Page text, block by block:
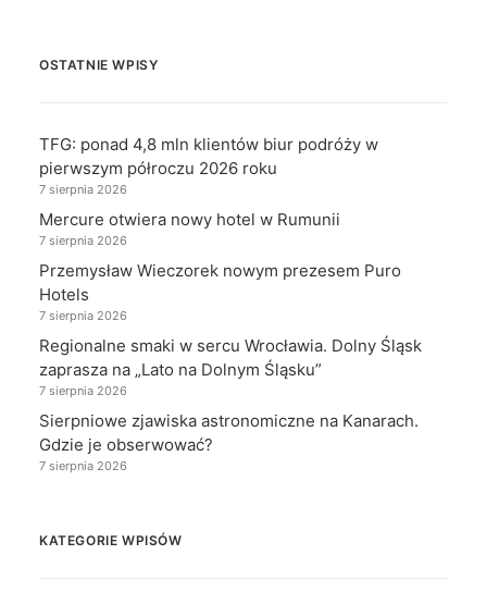
OSTATNIE WPISY
TFG: ponad 4,8 mln klientów biur podróży w
pierwszym półroczu 2026 roku
7 sierpnia 2026
Mercure otwiera nowy hotel w Rumunii
7 sierpnia 2026
Przemysław Wieczorek nowym prezesem Puro
Hotels
7 sierpnia 2026
Regionalne smaki w sercu Wrocławia. Dolny Śląsk
zaprasza na „Lato na Dolnym Śląsku”
7 sierpnia 2026
Sierpniowe zjawiska astronomiczne na Kanarach.
Gdzie je obserwować?
7 sierpnia 2026
KATEGORIE WPISÓW